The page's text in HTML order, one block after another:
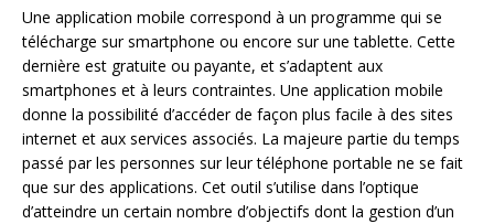
Une application mobile correspond à un programme qui se
télécharge sur smartphone ou encore sur une tablette. Cette
dernière est gratuite ou payante, et s’adaptent aux
smartphones et à leurs contraintes. Une application mobile
donne la possibilité d’accéder de façon plus facile à des sites
internet et aux services associés. La majeure partie du temps
passé par les personnes sur leur téléphone portable ne se fait
que sur des applications. Cet outil s’utilise dans l’optique
d’atteindre un certain nombre d’objectifs dont la gestion d’un